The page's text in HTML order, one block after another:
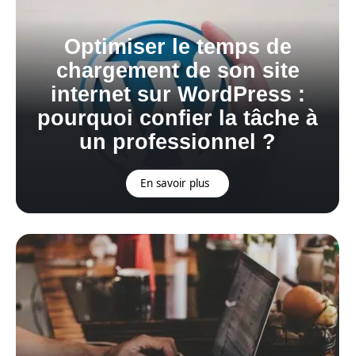
Optimiser le temps de
chargement de son site
internet sur WordPress :
pourquoi confier la tâche à
un professionnel ?
En savoir plus